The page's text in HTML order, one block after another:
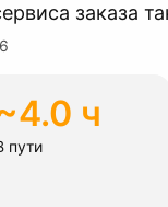
заказа
ч
пути